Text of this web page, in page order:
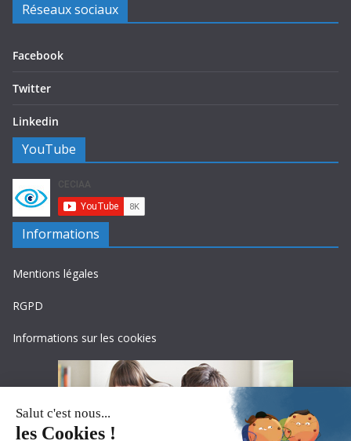
Réseaux sociaux
Facebook
Twitter
Linkedin
YouTube
Informations
Mentions légales
RGPD
Informations sur les cookies